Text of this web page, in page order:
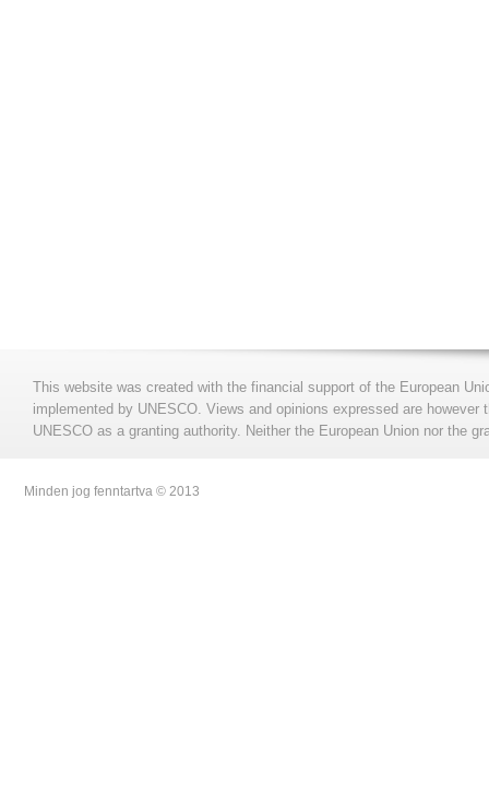
This website was created with the financial support of the European
implemented by UNESCO. Views and opinions expressed are
UNESCO as a granting authority. Neither the European Union nor the
Minden jog fenntartva © 2013